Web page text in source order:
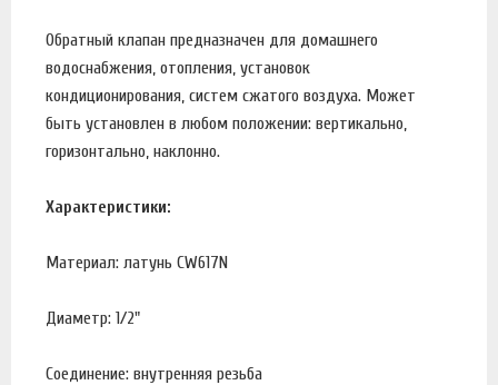
Обратный клапан предназначен для домашнего
водоснабжения, отопления, установок
кондиционирования, систем сжатого воздуха. Может
быть установлен в любом положении: вертикально,
горизонтально, наклонно.
Характеристики:
Материал: латунь CW617N
Диаметр: 1/2"
Соединение: внутренняя резьба